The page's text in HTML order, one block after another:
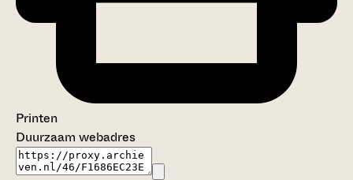
Printen
Duurzaam webadres